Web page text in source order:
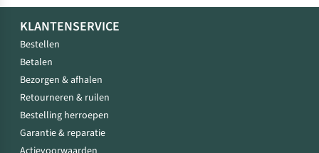
KLANTENSERVICE
Bestellen
Betalen
Bezorgen & afhalen
Retourneren & ruilen
Bestelling herroepen
Garantie & reparatie